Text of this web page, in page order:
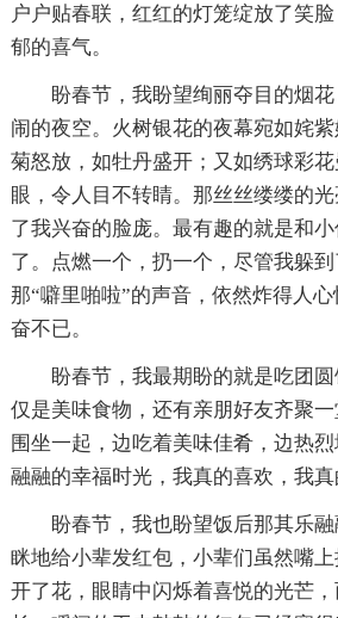
户户贴春联，红红的灯笼绽放了笑
郁的喜气。
盼春节，我盼望绚丽夺目的烟花
闹的夜空。火树银花的夜幕宛如姹
菊怒放，如牡丹盛开；又如绣球彩
眼，令人目不转睛。那丝丝缕缕的
了我兴奋的脸庞。最有趣的就是和
了。点燃一个，扔一个，尽管我躲
那“噼里啪啦”的声音，依然炸得人
奋不已。
盼春节，我最期盼的就是吃团圆
仅是美味食物，还有亲朋好友齐聚
围坐一起，边吃着美味佳肴，边热
融融的幸福时光，我真的喜欢，我真
盼春节，我也盼望饭后那其乐融
眯地给小辈发红包，小辈们虽然嘴
开了花，眼睛中闪烁着喜悦的光芒